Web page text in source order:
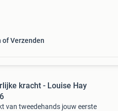
of Verzenden
kracht - Louise Hay
van tweedehands jouw eerste